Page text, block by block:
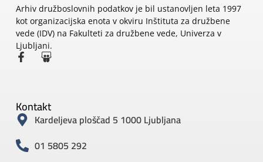
Arhiv družboslovnih podatkov je bil ustanovljen leta 1997
kot organizacijska enota v okviru Inštituta za družbene
vede (IDV) na Fakulteti za družbene vede, Univerza v
Ljubljani.
Kontakt
Kardeljeva ploščad 5 1000 Ljubljana
01 5805 292